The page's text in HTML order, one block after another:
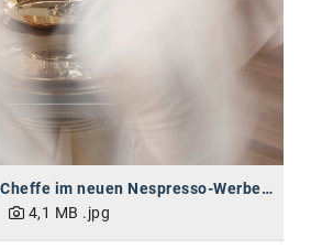
Kim Go Eun als Sous-Cheffe im neuen Nespresso-Werbespot
4,1 MB .jpg